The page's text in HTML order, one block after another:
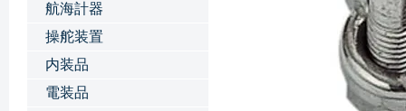
航海計器
操舵装置
内装品
電装品